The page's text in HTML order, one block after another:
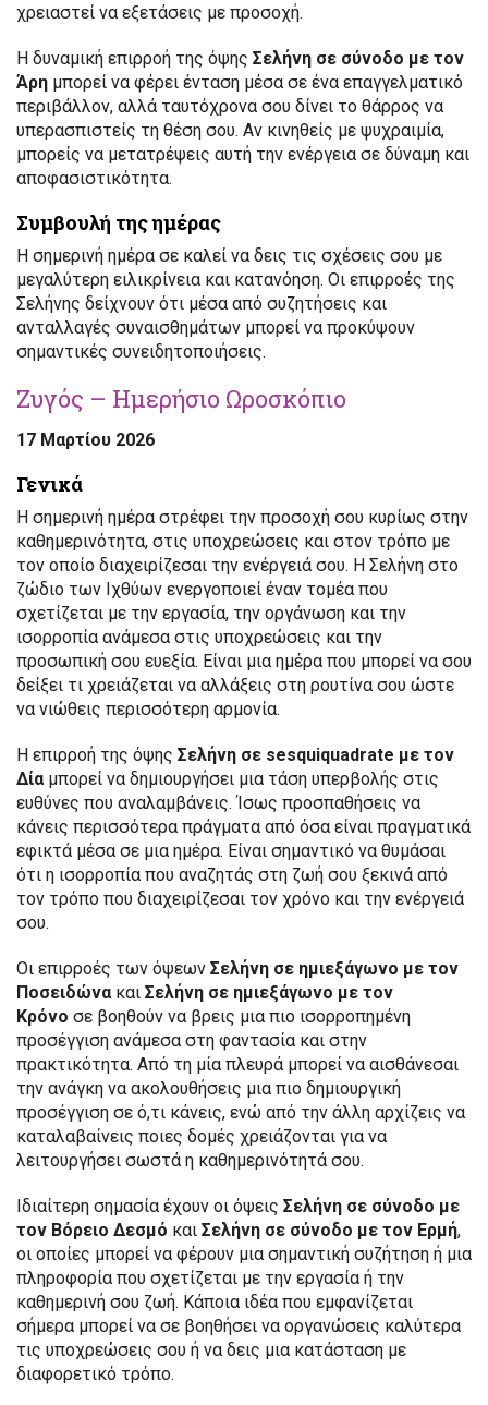
χρειαστεί να εξετάσεις με προσοχή.
Η δυναμική επιρροή της όψης Σελήνη σε σύνοδο με τον
Άρη μπορεί να φέρει ένταση μέσα σε ένα επαγγελματικό
περιβάλλον, αλλά ταυτόχρονα σου δίνει το θάρρος να
υπερασπιστείς τη θέση σου. Αν κινηθείς με ψυχραιμία,
μπορείς να μετατρέψεις αυτή την ενέργεια σε δύναμη και
αποφασιστικότητα.
Συμβουλή της ημέρας
Η σημερινή ημέρα σε καλεί να δεις τις σχέσεις σου με
μεγαλύτερη ειλικρίνεια και κατανόηση. Οι επιρροές της
Σελήνης δείχνουν ότι μέσα από συζητήσεις και
ανταλλαγές συναισθημάτων μπορεί να προκύψουν
σημαντικές συνειδητοποιήσεις.
Ζυγός – Ημερήσιο Ωροσκόπιο
17 Μαρτίου 2026
Γενικά
Η σημερινή ημέρα στρέφει την προσοχή σου κυρίως στην
καθημερινότητα, στις υποχρεώσεις και στον τρόπο με
τον οποίο διαχειρίζεσαι την ενέργειά σου. Η Σελήνη στο
ζώδιο των Ιχθύων ενεργοποιεί έναν τομέα που
σχετίζεται με την εργασία, την οργάνωση και την
ισορροπία ανάμεσα στις υποχρεώσεις και την
προσωπική σου ευεξία. Είναι μια ημέρα που μπορεί να σου
δείξει τι χρειάζεται να αλλάξεις στη ρουτίνα σου ώστε
να νιώθεις περισσότερη αρμονία.
Η επιρροή της όψης Σελήνη σε sesquiquadrate με τον
Δίαμπορεί να δημιουργήσει μια τάση υπερβολής στις
ευθύνες που αναλαμβάνεις. Ίσως προσπαθήσεις να
κάνεις περισσότερα πράγματα από όσα είναι πραγματικά
εφικτά μέσα σε μια ημέρα. Είναι σημαντικό να θυμάσαι
ότι η ισορροπία που αναζητάς στη ζωή σου ξεκινά από
τον τρόπο που διαχειρίζεσαι τον χρόνο και την ενέργειά
σου.
Οι επιρροές των όψεων Σελήνη σε ημιεξάγωνο με τον
Ποσειδώνακαι Σελήνη σε ημιεξάγωνο με τον
Κρόνο σε βοηθούν να βρεις μια πιο ισορροπημένη
προσέγγιση ανάμεσα στη φαντασία και στην
πρακτικότητα. Από τη μία πλευρά μπορεί να αισθάνεσαι
την ανάγκη να ακολουθήσεις μια πιο δημιουργική
προσέγγιση σε ό,τι κάνεις, ενώ από την άλλη αρχίζεις να
καταλαβαίνεις ποιες δομές χρειάζονται για να
λειτουργήσει σωστά η καθημερινότητά σου.
Ιδιαίτερη σημασία έχουν οι όψεις Σελήνη σε σύνοδο με
τον Βόρειο Δεσμό και Σελήνη σε σύνοδο με τον Ερμή,
οι οποίες μπορεί να φέρουν μια σημαντική συζήτηση ή μια
πληροφορία που σχετίζεται με την εργασία ή την
καθημερινή σου ζωή. Κάποια ιδέα που εμφανίζεται
σήμερα μπορεί να σε βοηθήσει να οργανώσεις καλύτερα
τις υποχρεώσεις σου ή να δεις μια κατάσταση με
διαφορετικό τρόπο.